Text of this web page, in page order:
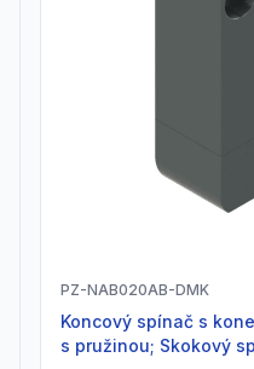
PZ-NAB020AB-DMK
Koncový spínač s konektorem M12_Kov; 2NC; Píst
s pružinou; Skokový